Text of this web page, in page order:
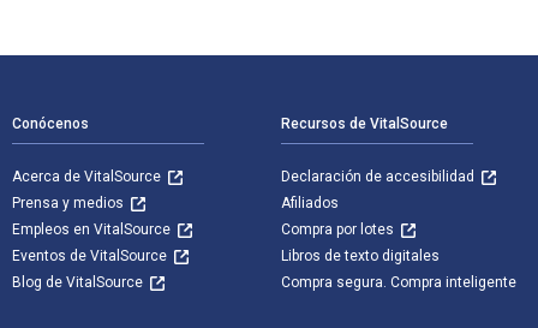
Conócenos
Acerca de VitalSource
Prensa y medios
Empleos en VitalSource
Eventos de VitalSource
Blog de VitalSource
Recursos de VitalSource
Declaración de accesibilidad
Afiliados
Compra por lotes
Libros de texto digitales
Compra segura. Compra inteligente